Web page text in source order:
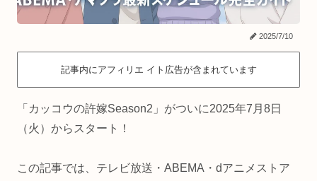
2025/7/10
記事内にアフィリエ イト広告が含まれています
「カッコウの許嫁Season2」がついに2025年7月8日
（火）からスタート！
この記事では、テレビ放送・ABEMA・dアニメストア